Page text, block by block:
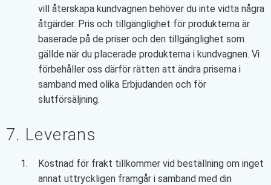
vill återskapa kundvagnen behöver du inte vidta några
åtgärder. Pris och tillgänglighet för produkterna är
baserade på de priser och den tillgänglighet som
gällde när du placerade produkterna i kundvagnen. Vi
förbehåller oss därför rätten att ändra priserna i
samband med olika Erbjudanden och för
slutförsäljning.
7. Leverans
Kostnad för frakt tillkommer vid beställning om inget
annat uttryckligen framgår i samband med din